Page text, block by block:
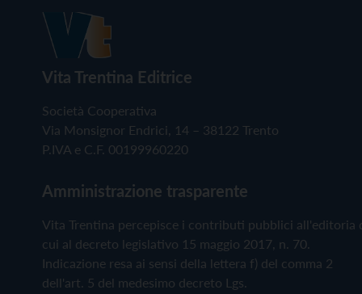
Vita Trentina Editrice
Società Cooperativa
Via Monsignor Endrici, 14 – 38122 Trento
P.IVA e C.F. 00199960220
Amministrazione trasparente
Vita Trentina percepisce i contributi pubblici all'editoria
cui al decreto legislativo 15 maggio 2017, n. 70.
Indicazione resa ai sensi della lettera f) del comma 2
dell'art. 5 del medesimo decreto Lgs.